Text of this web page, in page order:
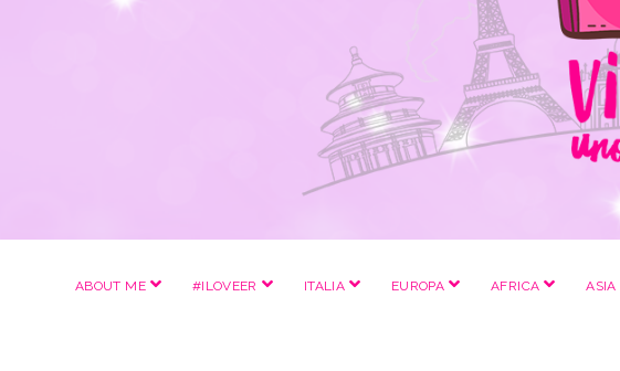
ABOUT ME apri
#ILOVEER apri
ITALIA apri
EUROPA apri
AFRICA apri
ASIA